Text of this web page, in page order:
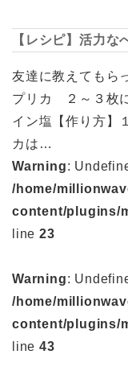
【レシピ】活力な
友達に教えてもら
プリカ ２～３枚
イン塩【作り方】
カは…
Warning:
/home/
content/plugins/
line 23
Warning:
/home/
content/plugins/
line 43